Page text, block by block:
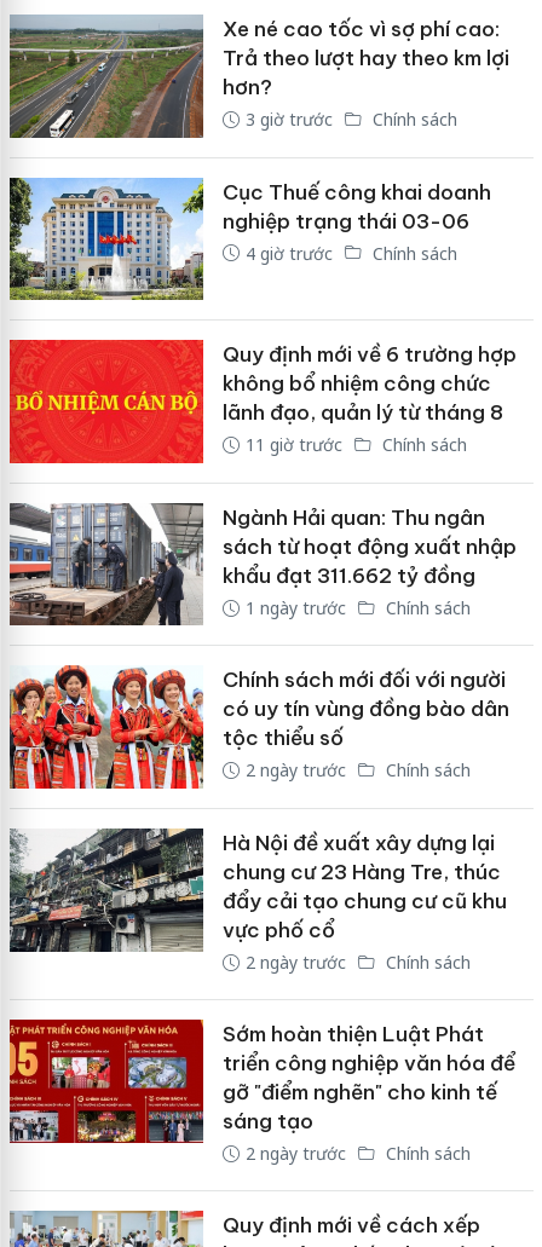
Xe né cao tốc vì sợ phí cao:
Trả theo lượt hay theo km lợi
hơn?
3 giờ trước Chính sách
Cục Thuế công khai doanh
nghiệp trạng thái 03-06
4 giờ trước Chính sách
Quy định mới về 6 trường hợp
không bổ nhiệm công chức
lãnh đạo, quản lý từ tháng 8
11 giờ trước Chính sách
Ngành Hải quan: Thu ngân
sách từ hoạt động xuất nhập
khẩu đạt 311.662 tỷ đồng
1 ngày trước Chính sách
Chính sách mới đối với người
có uy tín vùng đồng bào dân
tộc thiểu số
2 ngày trước Chính sách
Hà Nội đề xuất xây dựng lại
chung cư 23 Hàng Tre, thúc
đẩy cải tạo chung cư cũ khu
vực phố cổ
2 ngày trước Chính sách
Sớm hoàn thiện Luật Phát
triển công nghiệp văn hóa để
gỡ "điểm nghẽn" cho kinh tế
sáng tạo
2 ngày trước Chính sách
Quy định mới về cách xếp